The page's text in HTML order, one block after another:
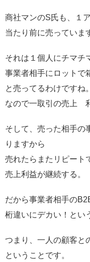
商社マンのS氏も、１
当たり前に売っていま
それは１個人にチマチ
事業者相手にロットで
と売ってるわけですね。
なので一取引の売上
そして、売った相手の
りますから
売れたらまたリピート
売上利益が継続する。
だから事業者相手の
桁違いにデカい！とい
つまり、一人の顧客と
ということです。